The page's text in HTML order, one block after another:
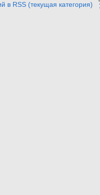
в RSS (текущая категория)